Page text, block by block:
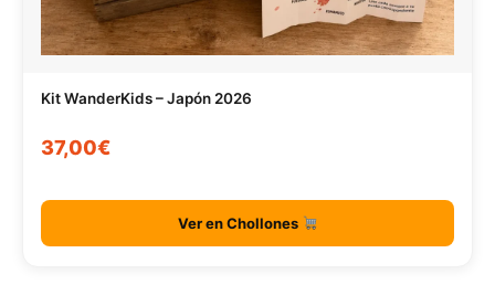
Kit WanderKids – Japón 2026
37,00€
Ver en Chollones